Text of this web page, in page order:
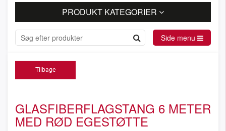
PRODUKT KATEGORIER
Side menu
Tilbage
GLASFIBERFLAGSTANG 6 METER
MED RØD EGESTØTTE